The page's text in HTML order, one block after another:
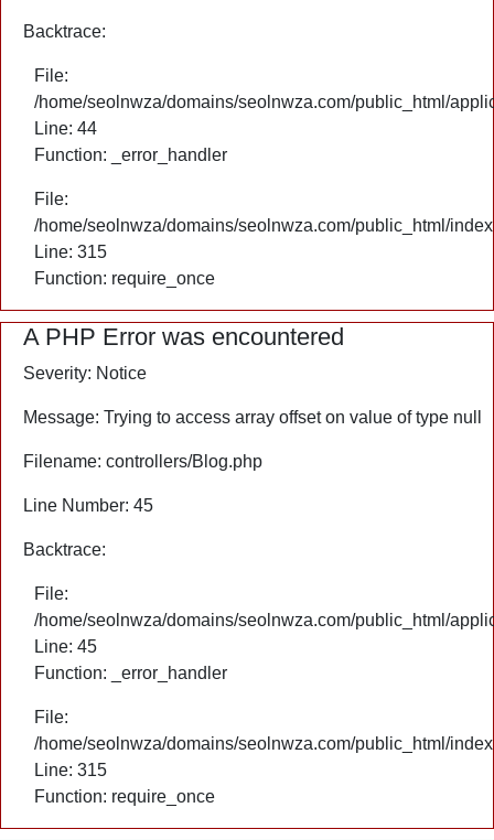
Backtrace:
File:
/home/seolnwza/domains/seolnwza.com/public_html/
Line: 44
Function: _error_handler
File:
/home/seolnwza/domains/seolnwza.com/public_html/
Line: 315
Function: require_once
A PHP Error was encountered
Severity: Notice
Message: Trying to access array offset on value of type null
Filename: controllers/Blog.php
Line Number: 45
Backtrace:
File:
/home/seolnwza/domains/seolnwza.com/public_html/
Line: 45
Function: _error_handler
File:
/home/seolnwza/domains/seolnwza.com/public_html/
Line: 315
Function: require_once